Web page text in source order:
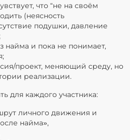
что “не на своём
(неясность
подушки, давление
найма и пока не понимает,
проект, меняющий среду, но
реализации.
для каждого участника:
личного движения и
найма»,